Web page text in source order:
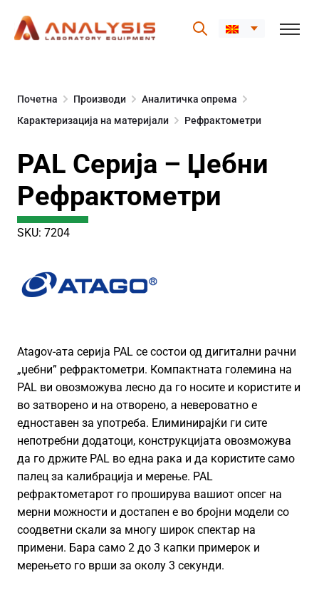
content
Почетна Производи
Аналитичка опрема
Карактеризација на материјали
Рефрактометри
PAL Серија – Џебни
Рефрактометри
SKU: 7204
Atagov-ата серија PAL се состои од дигитални рачни
„џебни” рефрактометри. Компактната големина на
PAL ви овозможува лесно да го носите и користите и
во затворено и на отворено, а невероватно е
едноставен за употреба. Елиминирајќи ги сите
непотребни додатоци, конструкцијата овозможува
да го држите PAL во една рака и да користите само
палец за калибрација и мерење. PAL
рефрактометарот го проширува вашиот опсег на
мерни можности и достапен е во бројни модели со
соодветни скали за многу широк спектар на
примени. Бара само 2 до 3 капки примерок и
мерењето го врши за околу 3 секунди.